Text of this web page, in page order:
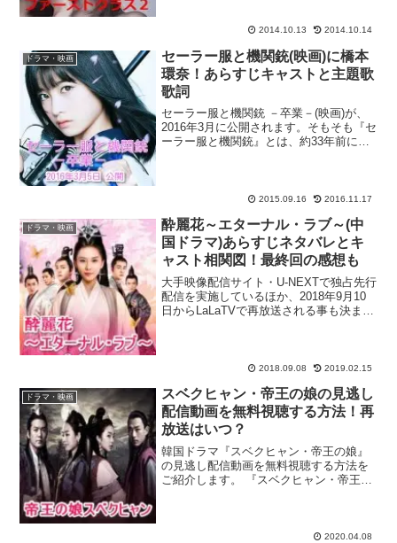
2014.10.13 2014.10.14
ドラマ・映画
セーラー服と機関銃(映画)に橋本
環奈！あらすじキャストと主題歌
歌詞
セーラー服と機関銃 －卒業－(映画)が、
2016年3月に公開されます。そもそも『セ
ーラー服と機関銃』とは、約33年前に当
2015.09.16 2016.11.17
ドラマ・映画
酔麗花～エターナル・ラブ～(中
国ドラマ)あらすじネタバレとキ
ャスト相関図！最終回の感想も
大手映像配信サイト・U-NEXTで独占先行
配信を実施しているほか、2018年9月10
日からLaLaTVで再放送される事も決まっ
2018.09.08 2019.02.15
ドラマ・映画
スベクヒャン・帝王の娘の見逃し
配信動画を無料視聴する方法！再
放送はいつ？
韓国ドラマ『スベクヒャン・帝王の娘』
の見逃し配信動画を無料視聴する方法を
ご紹介します。 『スベクヒャン・帝王の
2020.04.08